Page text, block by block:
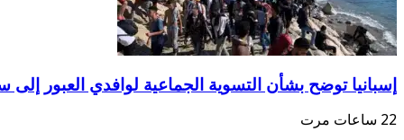
إسبانيا توضح بشأن التسوية الجماعية لوافدي العبور إلى
22 ساعات مرت